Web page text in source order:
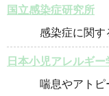
国立感染症研究所
感染症に関す
日本小児アレルギー
喘息やアトピ